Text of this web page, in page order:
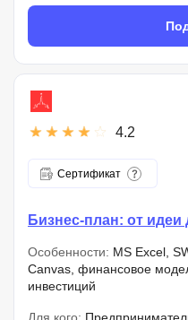
4.2
Сертификат
Бизнес-план: от идеи
Особенности: MS Excel,
Canvas, финансовое
инвестиций